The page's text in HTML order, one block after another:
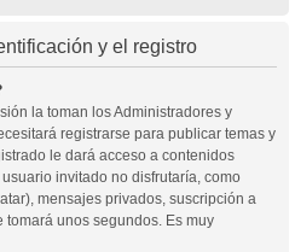
y el registro
la toman los Administradores y
registrarse para publicar temas y
le dará acceso a contenidos
invitado no disfrutaría, como
mensajes privados, suscripción a
tomará unos segundos. Es muy